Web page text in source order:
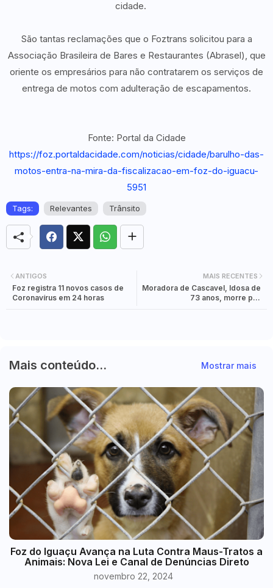
cidade.
São tantas reclamações que o Foztrans solicitou para a
Associação Brasileira de Bares e Restaurantes (Abrasel), que
oriente os empresários para não contratarem os serviços de
entrega de motos com adulteração de escapamentos.
Fonte: Portal da Cidade
https://foz.portaldacidade.com/noticias/cidade/barulho-das-
motos-entra-na-mira-da-fiscalizacao-em-foz-do-iguacu-
5951
Tags: Relevantes Trânsito
MAIS RECENTES
Moradora de Cascavel, Idosa de
73 anos, morre por
ANTIGOS
Foz registra 11 novos casos de
Coronavírus em 24 horas
Mais conteúdo... Mostrar mais
Foz do Iguaçu Avança na Luta Contra Maus-Tratos a
Animais: Nova Lei e Canal de Denúncias Direto
novembro 22, 2024